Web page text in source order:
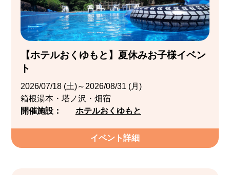
【ホテルおくゆもと】夏休みお子様イベン
ト
2026/07/18 (土)～2026/08/31 (月)
箱根湯本・塔ノ沢・畑宿
開催施設：
ホテルおくゆもと
イベント詳細